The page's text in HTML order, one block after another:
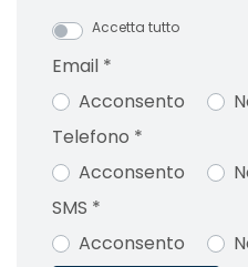
Accetta tutto
Email *
Acconsento
Telefono *
Acconsento
SMS *
Acconsento